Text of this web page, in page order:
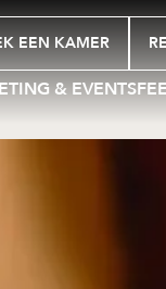
& EVENTS
EEN KAMER